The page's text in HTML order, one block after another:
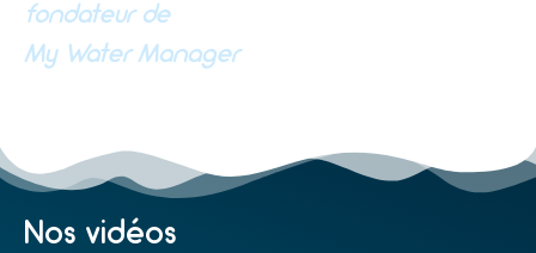
fondateur de
My Water Manager
Nos vidéos